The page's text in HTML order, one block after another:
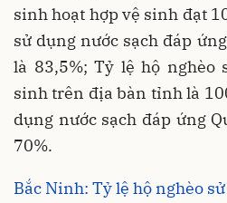
sinh hoạt hợp vệ sinh đạt
sử dụng nước sạch đáp
là 83,5%; Tỷ lệ hộ nghèo
sinh trên địa bàn tỉnh là
dụng nước sạch đáp ứng
70%.
Bắc Ninh: Tỷ lệ hộ nghèo